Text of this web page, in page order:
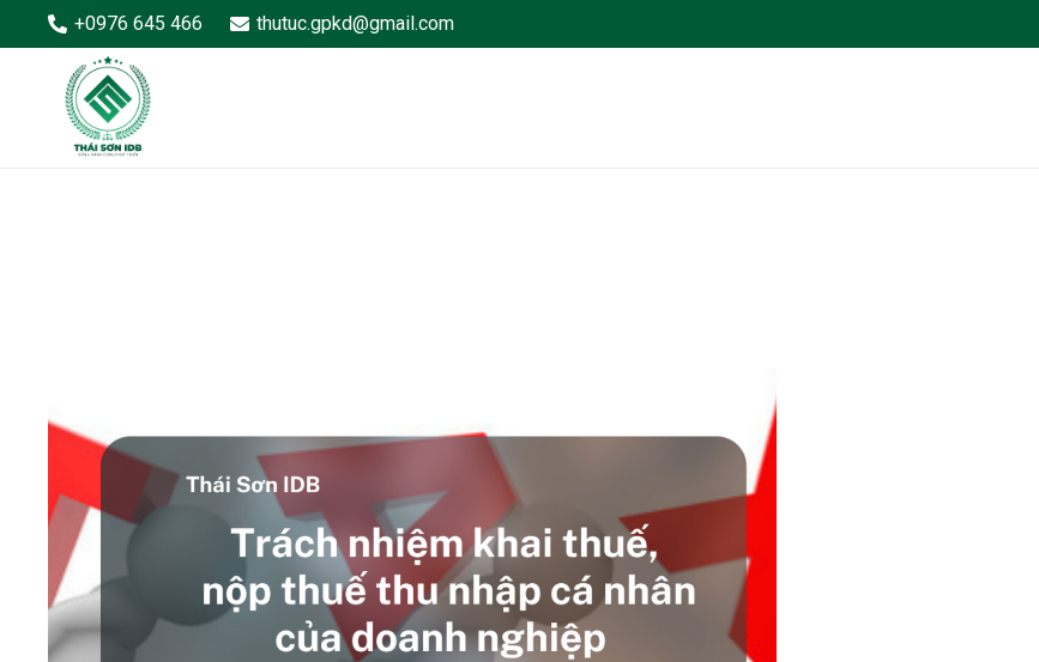
+0976 645 466 thutuc.gpkd@gmail.com